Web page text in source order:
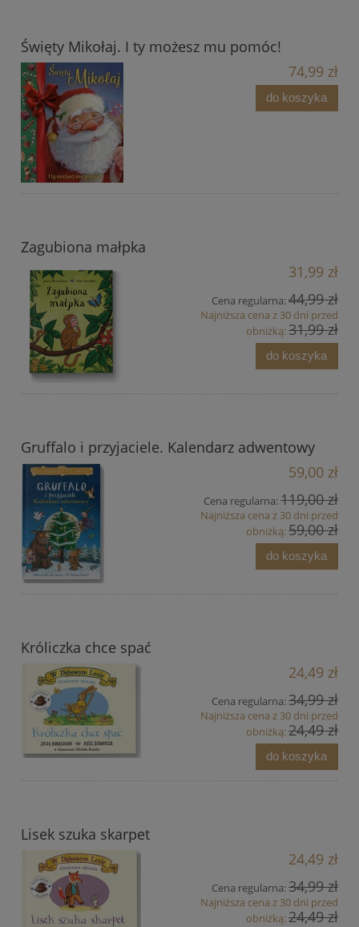
Święty Mikołaj. I ty możesz mu pomóc!
74,99 zł
do koszyka
Zagubiona małpka
31,99 zł
Cena regularna:44,99 zł
Najniższa cena z 30 dni przed
obniżką:31,99 zł
do koszyka
Gruffalo i przyjaciele. Kalendarz adwentowy
59,00 zł
Cena regularna:119,00 zł
Najniższa cena z 30 dni przed
obniżką:59,00 zł
do koszyka
Króliczka chce spać
24,49 zł
Cena regularna:34,99 zł
Najniższa cena z 30 dni przed
obniżką:24,49 zł
do koszyka
Lisek szuka skarpet
24,49 zł
Cena regularna:34,99 zł
Najniższa cena z 30 dni przed
obniżką:24,49 zł